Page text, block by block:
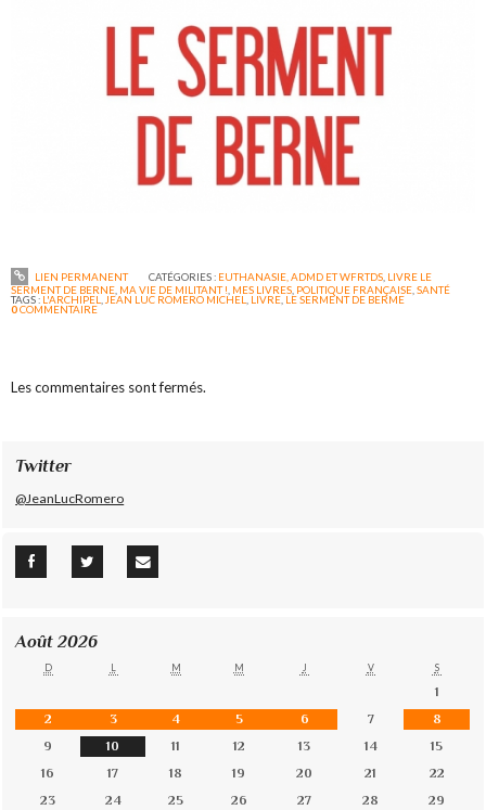
LIEN PERMANENT CATÉGORIES : EUTHANASIE, ADMD ET WFRTDS, LIVRE LE
SERMENT DE BERNE MA VIE DE MILITANT ! MES LIVRES POLITIQUE FRANÇAISE ,SANTÉ
TAGS : L'ARCHIPEL JEAN LUC ROMERO MICHEL LIVRE LE SERMENT DE BERME
0COMMENTAIRE
Les commentaires sont fermés.
Twitter
@JeanLucRomero
Août 2026
D L M M J V S
1
2
3 4 5 6 7
8
9
10 11 12 13 14
15
16
17 18 19 20 21
22
23
24 25 26 27 28
29